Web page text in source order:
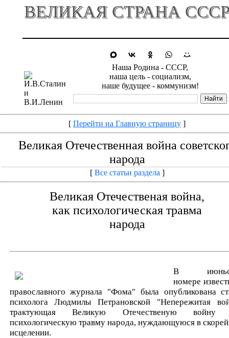
ВЕЛИКАЯ СТРАНА
Наша Родина - СССР,
наша цель - социализм,
наше будущее - коммунизм!
[ Перейти на Главную страницу ]
Великая Отечественная война
народа
[ Все статьи раздела ]
Великая Отечественая война,
как психологическая травма
народа
В
номере
православного журнала "Фома" была опубликована
психолога Людмилы Петрановской "Непережитая
трактующая Великую Отечественую войну
психологическую травму народа, нуждающуюся в
исцелении.